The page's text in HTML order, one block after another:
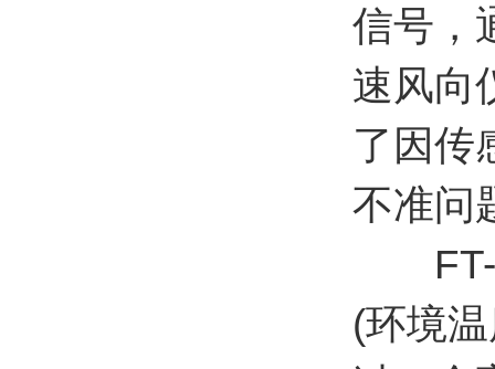
信号，
速风向
了因传
不准问
FT-
(环境